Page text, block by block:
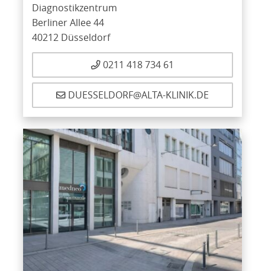
Diagnostikzentrum
Berliner Allee 44
40212 Düsseldorf
0211 418 734 61
DUESSELDORF@ALTA-KLINIK.DE